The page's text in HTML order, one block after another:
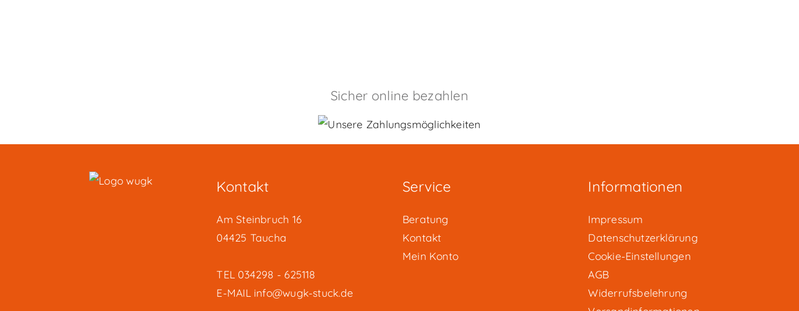
Sicher online bezahlen
Kontakt
Am Steinbruch 16
04425 Taucha
TEL 034298 - 625118
E-MAIL info@wugk-stuck.de
Service
Beratung
Kontakt
Mein Konto
Informationen
Impressum
Datenschutzerklärung
Cookie-Einstellungen
AGB
Widerrufsbelehrung